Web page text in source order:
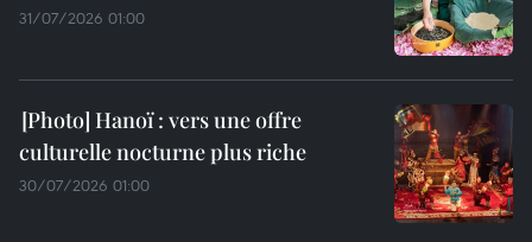
31/07/2026 01:00
Hanoï : vers une offre
culturelle nocturne plus riche
30/07/2026 01:00